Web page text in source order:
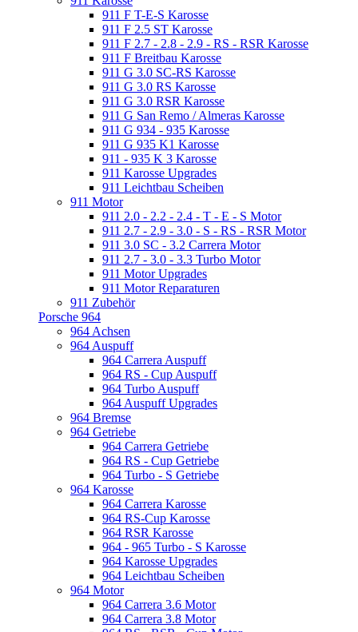
911 F T-E-S Karosse
911 F 2.5 ST Karosse
911 F 2.7 - 2.8 - 2.9 - RS - RSR Karosse
911 F Breitbau Karosse
911 G 3.0 SC-RS Karosse
911 G 3.0 RS Karosse
911 G 3.0 RSR Karosse
911 G San Remo / Almeras Karosse
911 G 934 - 935 Karosse
911 G 935 K1 Karosse
911 - 935 K 3 Karosse
911 Karosse Upgrades
911 Leichtbau Scheiben
911 Motor
911 2.0 - 2.2 - 2.4 - T - E - S Motor
911 2.7 - 2.9 - 3.0 - S - RS - RSR Motor
911 3.0 SC - 3.2 Carrera Motor
911 2.7 - 3.0 - 3.3 Turbo Motor
911 Motor Upgrades
911 Motor Reparaturen
911 Zubehör
Porsche 964
964 Achsen
964 Auspuff
964 Carrera Auspuff
964 RS - Cup Auspuff
964 Turbo Auspuff
964 Auspuff Upgrades
964 Bremse
964 Getriebe
964 Carrera Getriebe
964 RS - Cup Getriebe
964 Turbo - S Getriebe
964 Karosse
964 Carrera Karosse
964 RS-Cup Karosse
964 RSR Karosse
964 - 965 Turbo - S Karosse
964 Karosse Upgrades
964 Leichtbau Scheiben
964 Motor
964 Carrera 3.6 Motor
964 Carrera 3.8 Motor